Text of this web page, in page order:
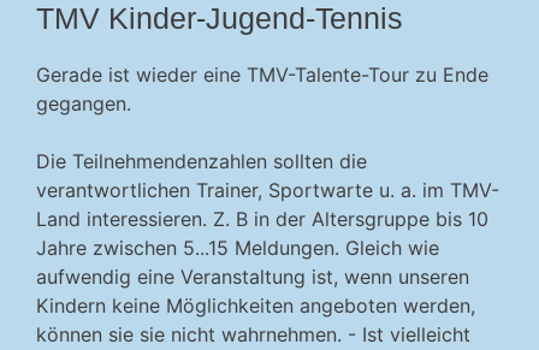
TMV Kinder-Jugend-Tennis
Gerade ist wieder eine TMV-Talente-Tour zu Ende
gegangen.
Die Teilnehmendenzahlen sollten die
verantwortlichen Trainer, Sportwarte u. a. im TMV-
Land interessieren. Z. B in der Altersgruppe bis 10
Jahre zwischen 5...15 Meldungen. Gleich wie
aufwendig eine Veranstaltung ist, wenn unseren
Kindern keine Möglichkeiten angeboten werden,
können sie sie nicht wahrnehmen. - Ist vielleicht